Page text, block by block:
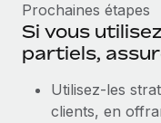
Prochaines étapes
Si vous
partiels,
Utilisez-les
clients, en